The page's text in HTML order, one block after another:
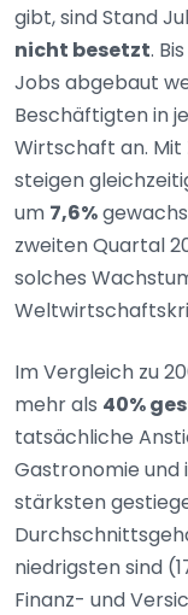
gibt, sind Stand
nicht besetzt.
Jobs abgebaut
Beschäftigten in
Wirtschaft an.
steigen
um 7,6%
zweiten Quartal
solches
Im Vergleich zu
mehr als 40%
tatsächliche
Gastronomie und
stärksten
niedrigsten sind
Finanz- und